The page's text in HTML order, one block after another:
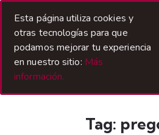
Tag:
Esta página utiliza cookies y
otras tecnologías para que
podamos mejorar tu experiencia
en nuestro sitio: Más
información.